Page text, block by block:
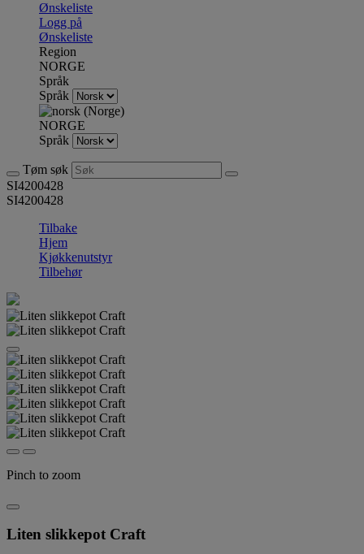
Ønskeliste
Logg på
Ønskeliste
Region
NORGE
Språk
Språk
NORGE
Språk
Tøm søk
SI4200428
SI4200428
Tilbake
Hjem
Kjøkkenutstyr
Tilbehør
Pinch to zoom
Liten slikkepot Craft